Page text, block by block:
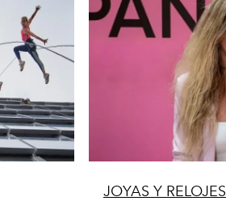
JOYAS Y RELOJES